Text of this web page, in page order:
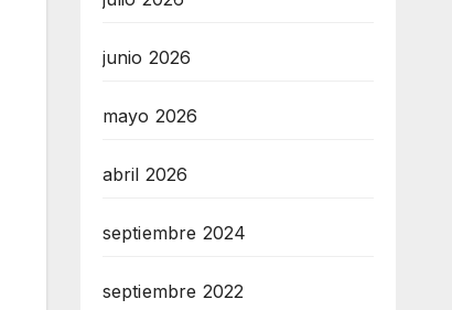
junio 2026
mayo 2026
abril 2026
septiembre 2024
septiembre 2022